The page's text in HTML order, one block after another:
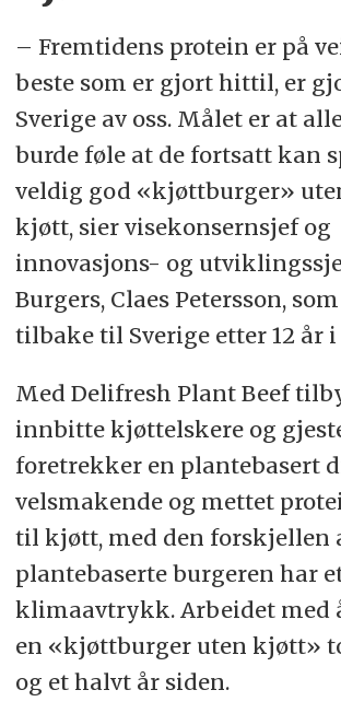
– Fremtidens protein er på
beste som er gjort hittil, er
Sverige av oss. Målet er at
burde føle at de fortsatt kan
veldig god «kjøttburger»
kjøtt, sier visekonsernsjef og
innovasjons- og
Burgers, Claes Petersson,
tilbake til Sverige etter 12 år i
Med Delifresh Plant Beef
innbitte kjøttelskere og
foretrekker en plantebasert
velsmakende og mettet
til kjøtt, med den forskjellen
plantebaserte burgeren har
klimaavtrykk. Arbeidet med
en «kjøttburger uten kjøtt»
og et halvt år siden.